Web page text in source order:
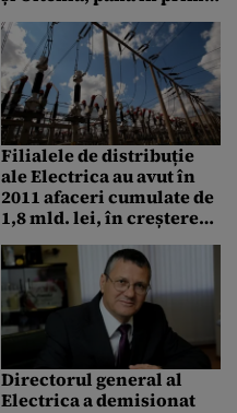
Filialele de distribuție
ale Electrica au avut în
2011 afaceri cumulate de
1,8 mld. lei, în creștere
cu 9%
Directorul general al
Electrica a demisionat